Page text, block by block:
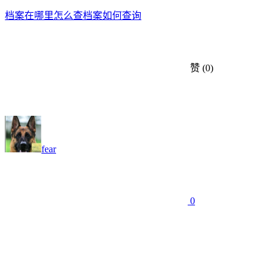
档案在哪里怎么查档案如何查询
赞 (0)
fear
0